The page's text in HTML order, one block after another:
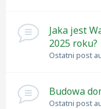
Jaka jest
2025 roku?
Ostatni post
Budowa
Ostatni post